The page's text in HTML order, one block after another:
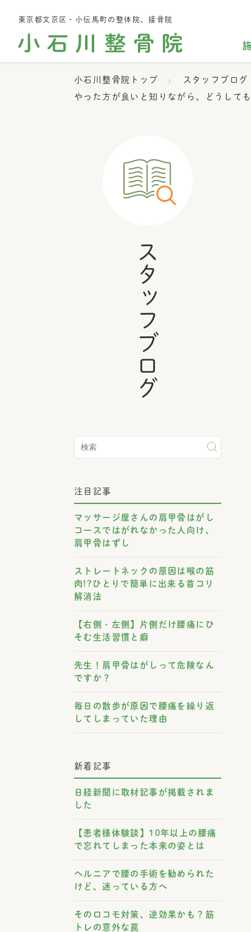
東京都文京区・小伝馬町の整体院、接骨院
小石川整骨院トップ スタッフブログ
やった方が良いと知りながら、どうして
スタッフブログ
注目記事
マッサージ屋さんの肩甲骨はがし
コースではがれなかった人向け、
肩甲骨はずし
ストレートネックの原因は喉の筋
肉!?ひとりで簡単に出来る首コリ
解消法
【右側・左側】片側だけ腰痛にひ
そむ生活習慣と癖
先生！肩甲骨はがしって危険なん
ですか？
毎日の散歩が原因で腰痛を繰り返
してしまっていた理由
新着記事
日経新聞に取材記事が掲載されま
した
【患者様体験談】10年以上の腰痛
で忘れてしまった本来の姿とは
ヘルニアで腰の手術を勧められた
けど、迷っている方へ
そのロコモ対策、逆効果かも？筋
トレの意外な罠